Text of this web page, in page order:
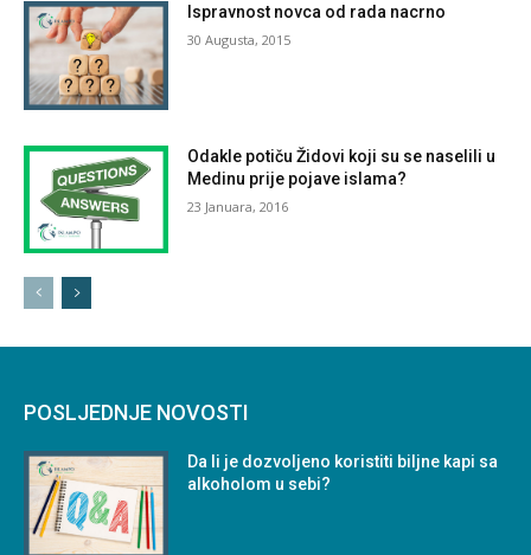
Ispravnost novca od rada nacrno
30 Augusta, 2015
Odakle potiču Židovi koji su se naselili u
Medinu prije pojave islama?
23 Januara, 2016
POSLJEDNJE NOVOSTI
Da li je dozvoljeno koristiti biljne kapi sa
alkoholom u sebi?